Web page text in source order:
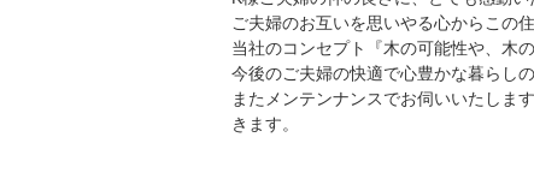
ご夫婦のお互いを思いやる心からこの
当社のコンセプト『木の可能性や、木
今後のご夫婦の快適で心豊かな暮らし
またメンテンナンスでお伺いいたしま
きます。